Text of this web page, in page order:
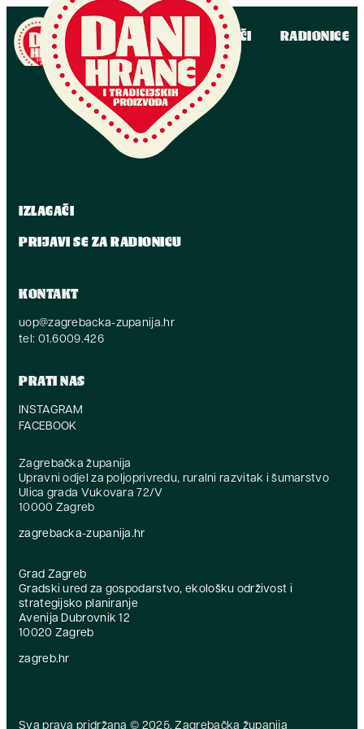
IZLAGAČI RADIONICE
IZLAGAČI
PRIJAVI SE ZA RADIONICU
KONTAKT
uop@zagrebacka-zupanija.hr
tel: 01.6009.426
PRATI NAS
INSTAGRAM
FACEBOOK
Zagrebačka županija
Upravni odjel za poljoprivredu, ruralni razvitak i šumarstvo
Ulica grada Vukovara 72/V
10000 Zagreb
zagrebacka-zupanija.hr
Grad Zagreb
Gradski ured za gospodarstvo, ekološku održivost i
strategijsko planiranje
Avenija Dubrovnik 12
10020 Zagreb
zagreb.hr
Sva prava pridržana © 2025. Zagrebačka županija